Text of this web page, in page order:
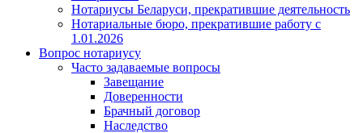
Нотариусы Беларуси, прекратившие деятельность
Нотариальные бюро, прекратившие работу с
1.01.2026
Вопрос нотариусу
Часто задаваемые вопросы
Завещание
Доверенности
Брачный договор
Наследство